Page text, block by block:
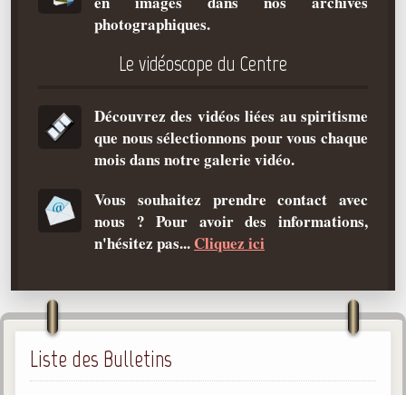
Qu'est-ce que c'est ?
Les bases du spiritisme
La doctrine d'Allan Kardec
But des manifestations spirites
Médiums
Allan Kardec
1804-1869
Léon Denis
photographiques.
Le vidéoscope du Centre
Découvrez des vidéos liées au spiritisme
que nous sélectionnons pour vous chaque
mois dans notre galerie vidéo.
Vous souhaitez prendre contact avec
nous ? Pour avoir des informations,
n'hésitez pas... Cliquez ici
Liste des Bulletins